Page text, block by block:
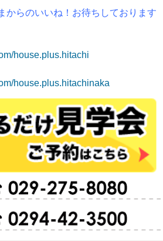
からのいいね！お待ちしております
house.plus.hitachi
house.plus.hitachinaka